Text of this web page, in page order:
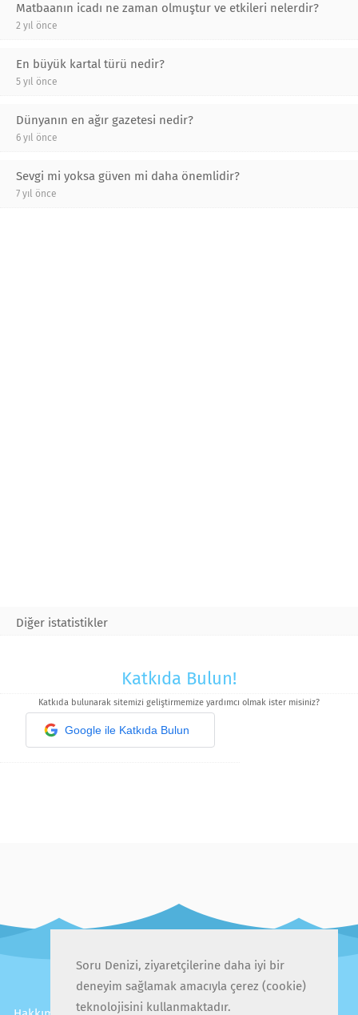
Matbaanın icadı ne zaman olmuştur ve etkileri nelerdir?
2 yıl önce
En büyük kartal türü nedir?
5 yıl önce
Dünyanın en ağır gazetesi nedir?
6 yıl önce
Sevgi mi yoksa güven mi daha önemlidir?
7 yıl önce
Diğer istatistikler
Katkıda Bulun!
Katkıda bulunarak sitemizi geliştirmemize yardımcı olmak ister misiniz?
Google ile Katkıda Bulun
Soru Denizi, ziyaretçilerine daha iyi bir
deneyim sağlamak amacıyla çerez (cookie)
teknolojisini kullanmaktadır.